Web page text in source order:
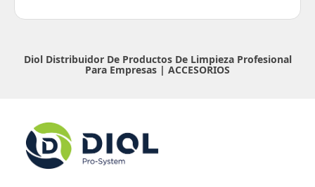
Diol Distribuidor De Productos De Limpieza Profesional
Para Empresas | ACCESORIOS